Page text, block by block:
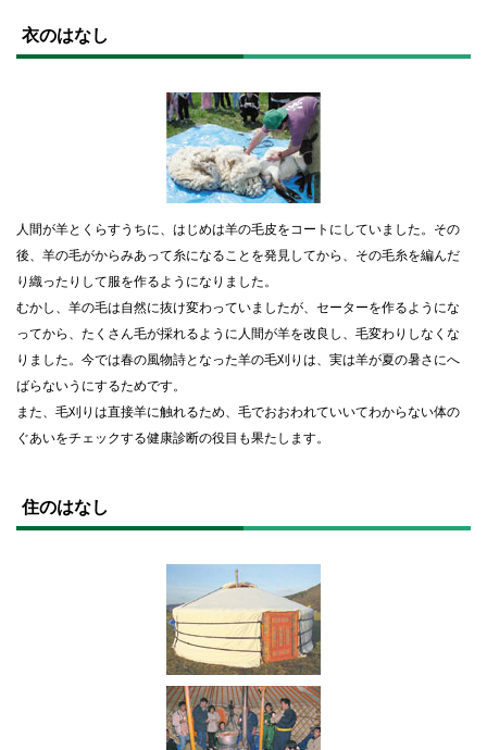
ッ
プ
衣のはなし
人間が羊とくらすうちに、はじめは羊の毛皮をコートにしていました。その
後、羊の毛がからみあって糸になることを発見してから、その毛糸を編んだ
り織ったりして服を作るようになりました。
むかし、羊の毛は自然に抜け変わっていましたが、セーターを作るようにな
ってから、たくさん毛が採れるように人間が羊を改良し、毛変わりしなくな
りました。今では春の風物詩となった羊の毛刈りは、実は羊が夏の暑さにへ
ばらないうにするためです。
また、毛刈りは直接羊に触れるため、毛でおおわれていいてわからない体の
ぐあいをチェックする健康診断の役目も果たします。
ッ
プ
住のはなし